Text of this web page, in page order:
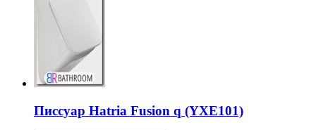
Писсуар Hatria Fusion q (YXE101)